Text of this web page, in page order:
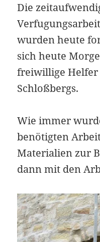
Die
wurden heute
sich heute
freiwillige Helfer
Schloßbergs.
Wie immer
benötigten
Materialien zur
dann mit den